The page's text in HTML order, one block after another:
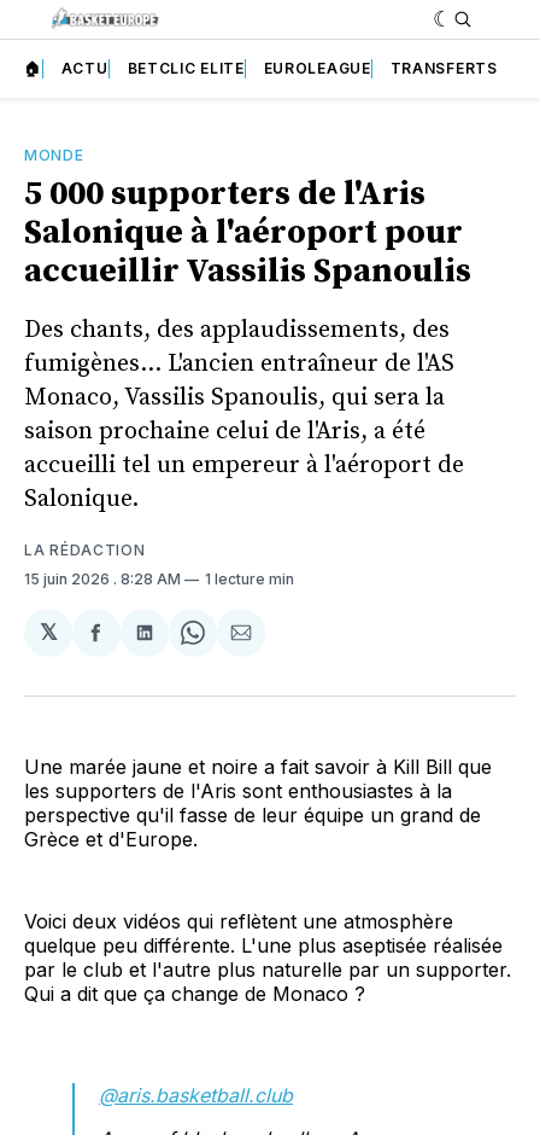
🏠 ACTU BETCLIC ELITE EUROLEAGUE TRANSFERTS
MONDE
5 000 supporters de l'Aris
Salonique à l'aéroport pour
accueillir Vassilis Spanoulis
Des chants, des applaudissements, des
fumigènes... L'ancien entraîneur de l'AS
Monaco, Vassilis Spanoulis, qui sera la
saison prochaine celui de l'Aris, a été
accueilli tel un empereur à l'aéroport de
Salonique.
LA RÉDACTION
15 juin 2026 . 8:28 AM 1 lecture min
𝕏
Partager
Facebook
Partager
LinkedIn
Share
WhatsApp
Partager
Courriel
Une marée jaune et noire a fait savoir à Kill Bill que
les supporters de l'Aris sont enthousiastes à la
perspective qu'il fasse de leur équipe un grand de
Grèce et d'Europe.
Voici deux vidéos qui reflètent une atmosphère
quelque peu différente. L'une plus aseptisée réalisée
par le club et l'autre plus naturelle par un supporter.
Qui a dit que ça change de Monaco ?
@aris.basketball.club